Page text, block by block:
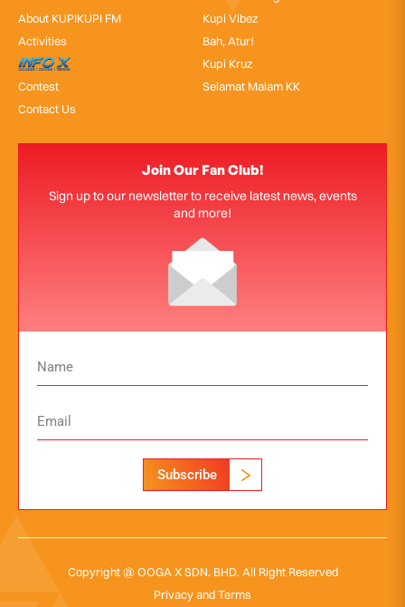
About KUPIKUPI FM
Activities
InfoX
Contest
Contact Us
Kupi Vibez
Bah, Atur!
Kupi Kruz
Selamat Malam KK
Join Our Fan Club!
Sign up to our newsletter to receive latest news, events
and more!
Subscribe
Copyright @ OOGA X SDN. BHD. All Right Reserved
Privacy and Terms